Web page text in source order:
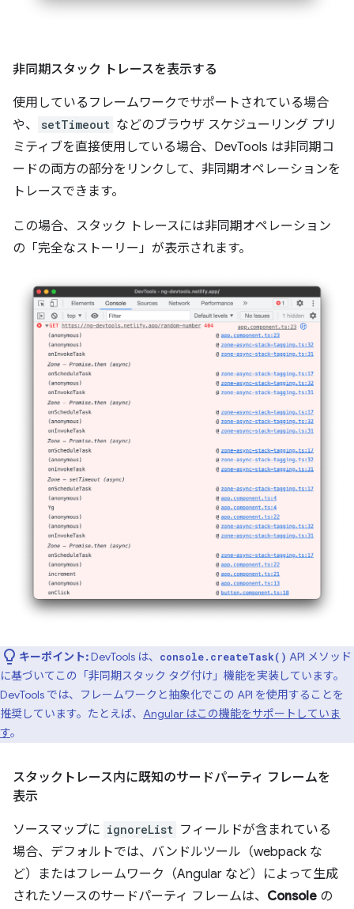
非同期スタック トレースを表示する
使用しているフレームワークでサポートされている場合
や、
setTimeout などのブラウザ スケジューリング プリ
ミティブを直接使用している場合、DevTools は非同期コ
ードの両方の部分をリンクして、非同期オペレーションを
トレースできます。
この場合、スタック トレースには非同期オペレーション
の「完全なストーリー」が表示されます。
キーポイント:DevTools は、 console.createTask() API メソッド
に基づいてこの「非同期スタック タグ付け」機能を実装しています。
DevTools では、フレームワークと抽象化でこの API を使用することを
推奨しています。たとえば、 Angular はこの機能をサポートしていま
す。
スタックトレース内に既知のサードパーティ フレームを
表示
ソースマップに ignoreList フィールドが含まれている
場合、デフォルトでは、バンドルツール（webpack な
ど）またはフレームワーク（Angular など）によって生成
されたソースのサードパーティ フレームは、 Console の